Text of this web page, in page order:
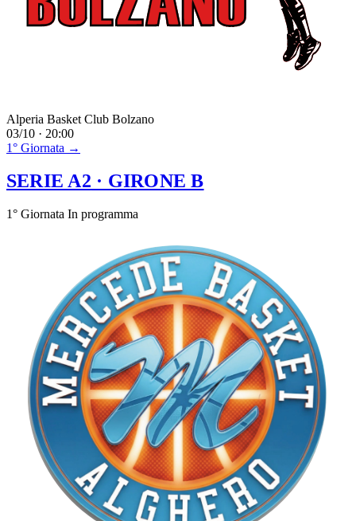
Alperia Basket Club Bolzano
03/10 · 20:00
1° Giornata →
SERIE A2 · GIRONE B
1° Giornata In programma